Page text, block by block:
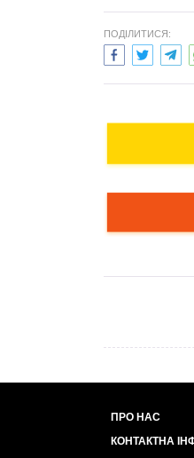
ПОДІЛИТИСЯ:
ПРО НАС
КОНТАКТНА